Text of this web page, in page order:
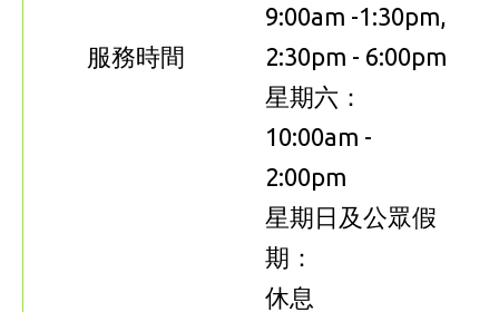
服務時間
9:00am -1:30pm,
2:30pm - 6:00pm
星期六：
10:00am -
2:00pm
星期日及公眾假
期：
休息